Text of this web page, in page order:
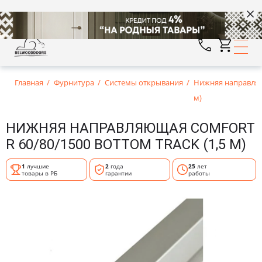
Главная Фурнитура Системы открывания
Нижняя
м)
НИЖНЯЯ НАПРАВЛЯЮЩАЯ COMFORT
R 60/80/1500 BOTTOM TRACK (1,5 М)
1 лучшие
товары в РБ
2года
гарантии
25 лет
работы